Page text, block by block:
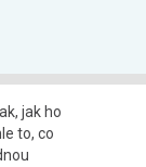
jak ho
to, co